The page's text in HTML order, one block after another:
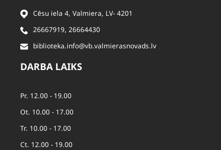
Cēsu iela 4, Valmiera, LV- 4201
26667919, 26664430
biblioteka.info@vb.valmierasnovads.lv
DARBA LAIKS
Pr. 12.00 - 19.00
Ot. 10.00 - 17.00
Tr. 10.00 - 17.00
Ct. 12.00 - 19.00